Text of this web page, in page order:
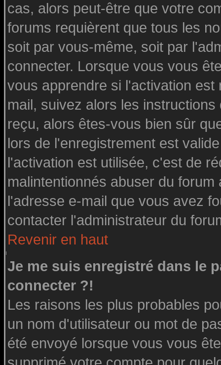
cas, alors peut-être que votre
forums requièrent que tous les
soit par vous-même, soit par
connecter. Lorsque vous vous
vous apprendre si l'activation
mail, suivez alors les
reçu, alors êtes-vous bien sûr
lors de l'enregistrement est
l'activation est utilisée, c'est de
malintentionnés abuser du
l'adresse e-mail que vous avez
contacter l'administrateur du
Revenir en haut
Je me suis enregistré dans le
connecter ?!
Les raisons les plus probables
un nom d'utilisateur ou mot de
été envoyé lorsque vous vous